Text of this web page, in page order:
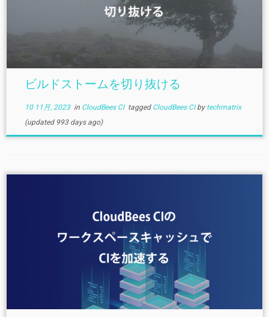
ビルドストームを切り抜ける
10 11月, 2023in CloudBees CI tagged CloudBees CIby techmatrix
(updated 993 days ago)